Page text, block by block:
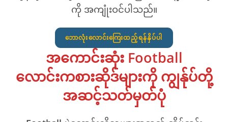
ကို အကျုံးဝင်ပါသည်။
ဘောလုံးလောင်းကြေးထည့်ရန်နှိပ်ပါ
အကောင်းဆုံး Football
လောင်းကစားဆိုဒ်များကို ကျွန်ုပ်တို့
အဆင့်သတ်မှတ်ပုံ